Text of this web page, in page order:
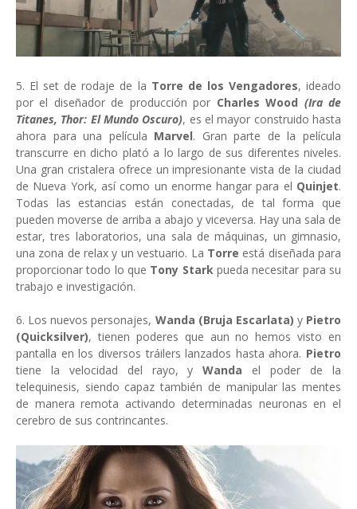
5. El set de rodaje de la Torre de los Vengadores, ideado
por el diseñador de producción por Charles Wood (Ira de
Titanes, Thor: El Mundo Oscuro), es el mayor construido hasta
ahora para una película Marvel. Gran parte de la película
transcurre en dicho plató a lo largo de sus diferentes niveles.
Una gran cristalera ofrece un impresionante vista de la ciudad
de Nueva York, así como un enorme hangar para el Quinjet.
Todas las estancias están conectadas, de tal forma que
pueden moverse de arriba a abajo y viceversa. Hay una sala de
estar, tres laboratorios, una sala de máquinas, un gimnasio,
una zona de relax y un vestuario. La Torre está diseñada para
proporcionar todo lo que Tony Starkpueda necesitar para su
trabajo e investigación.
6. Los nuevos personajes, Wanda (Bruja Escarlata) y Pietro
(Quicksilver), tienen poderes que aun no hemos visto en
pantalla en los diversos tráilers lanzados hasta ahora. Pietro
tiene la velocidad del rayo, yWanda el poder de la
telequinesis, siendo capaz también de manipular las mentes
de manera remota activando determinadas neuronas en el
cerebro de sus contrincantes.